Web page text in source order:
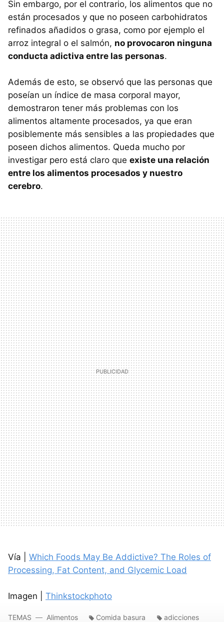
Sin embargo, por el contrario, los alimentos que no
están procesados y que no poseen carbohidratos
refinados añadidos o grasa, como por ejemplo el
arroz integral o el salmón, no provocaron ninguna
conducta adictiva entre las personas.
Además de esto, se observó que las personas que
poseían un índice de masa corporal mayor,
demostraron tener más problemas con los
alimentos altamente procesados, ya que eran
posiblemente más sensibles a las propiedades que
poseen dichos alimentos. Queda mucho por
investigar pero está claro que existe una relación
entre los alimentos procesados y nuestro
cerebro.
Vía | Which Foods May Be Addictive? The Roles of
Processing, Fat Content, and Glycemic Load
Imagen | Thinkstockphoto
TEMAS Alimentos Comida basura adicciones